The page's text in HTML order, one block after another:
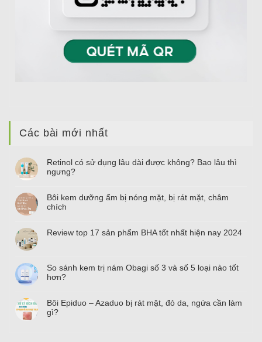
Các bài mới nhất
Retinol có sử dụng lâu dài được không? Bao lâu thì
ngưng?
Bôi kem dưỡng ẩm bị nóng mặt, bị rát mặt, châm
chích
Review top 17 sản phẩm BHA tốt nhất hiện nay 2024
So sánh kem trị nám Obagi số 3 và số 5 loại nào tốt
hơn?
Bôi Epiduo – Azaduo bị rát mặt, đỏ da, ngứa cần làm
gì?